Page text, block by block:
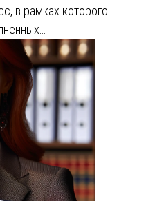
в рамках которого